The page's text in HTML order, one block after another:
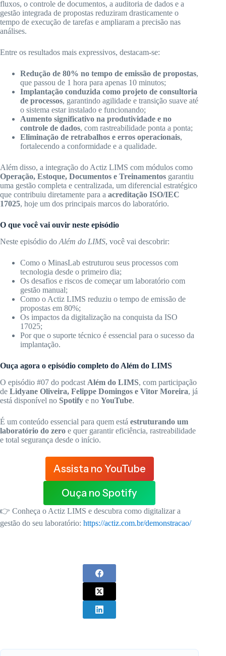
fluxos, o controle de documentos, a auditoria de dados e a
gestão integrada de propostas reduziram drasticamente o
tempo de execução de tarefas e ampliaram a precisão nas
análises.
Entre os resultados mais expressivos, destacam-se:
Redução de 80% no tempo de emissão de propostas,
que passou de 1 hora para apenas 10 minutos;
Implantação conduzida como projeto de consultoria
de processos, garantindo agilidade e transição suave até
o sistema estar instalado e funcionando;
Aumento significativo na produtividade e no
controle de dados, com rastreabilidade ponta a ponta;
Eliminação de retrabalhos e erros operacionais,
fortalecendo a conformidade e a qualidade.
Além disso, a integração do Actiz LIMS com módulos como
Operação, Estoque, Documentos e Treinamentos garantiu
uma gestão completa e centralizada, um diferencial estratégico
que contribuiu diretamente para a acreditação ISO/IEC
17025, hoje um dos principais marcos do laboratório.
O que você vai ouvir neste episódio
Neste episódio do Além do LIMS, você vai descobrir:
Como o MinasLab estruturou seus processos com
tecnologia desde o primeiro dia;
Os desafios e riscos de começar um laboratório com
gestão manual;
Como o Actiz LIMS reduziu o tempo de emissão de
propostas em 80%;
Os impactos da digitalização na conquista da ISO
17025;
Por que o suporte técnico é essencial para o sucesso da
implantação.
Ouça agora o episódio completo do Além do LIMS
O episódio #07 do podcast Além do LIMS, com participação
de Lidyane Oliveira, Felippe Domingos e Vitor Moreira, já
está disponível no Spotify e no YouTube.
É um conteúdo essencial para quem está estruturando um
laboratório do zero e quer garantir eficiência, rastreabilidade
e total segurança desde o início.
Assista no YouTube
Ouça no Spotify
👉 Conheça o Actiz LIMS e descubra como digitalizar a
gestão do seu laboratório: https://actiz.com.br/demonstracao/